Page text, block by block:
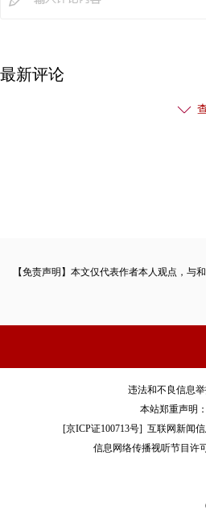
1.1.1 压榨量：2019年以来大豆
（前32周），国内主要油厂大豆压
万吨，同比下降约3.5%。如果剔除
情况，在剩下的28周中，2019年有
日连续7周大豆周度压榨量集中下
压榨量累计约1089.06万吨，同比下
最新评论
【免责声明】本文仅代表作者本人观点，
违法和不良信息举
本站郑重声明
[京ICP证100713号]互联网新闻
信息网络传播视听节目许